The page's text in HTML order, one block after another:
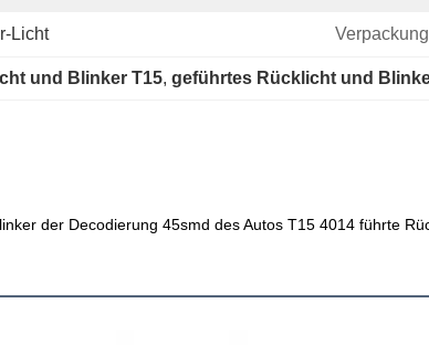
Licht
und Blinker T15, geführtes Rücklicht und
der Decodierung 45smd des Autos T15 4014 führte